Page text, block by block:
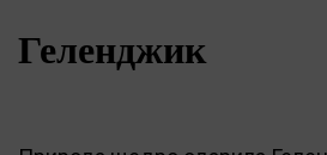
Геленджик